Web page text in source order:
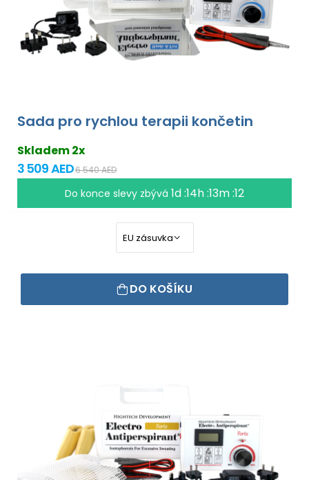
Sada pro rychlou terapii končetin
Skladem 2x
3 509 AED6 540 AED
Do konce slevy zbývá 1d :14h :13m :12
DO KOŠÍKU